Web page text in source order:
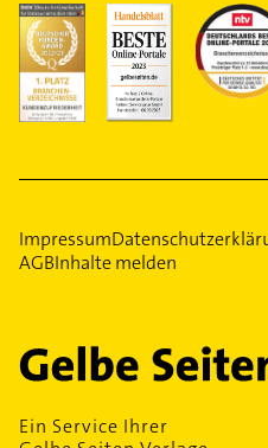
Impressum
AGBInhalte melden
Ein Service Ihrer